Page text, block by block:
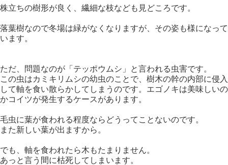
株立ちの樹形が良く、繊細な枝なども見どころです。
落葉樹なので冬場は緑がなくなりますが、その姿も様になって
います。
ただ、問題なのが「テッポウムシ」と言われる虫害です。
この虫はカミキリムシの幼虫のことで、樹木の幹の内部に侵入
して軸を食い散らかしてしまうのです。エゴノキは美味しいの
かコイツが発生するケースがあります。
毛虫に葉が食われる程度ならどうってことないのです。
また新しい葉が出ますから。
でも、軸を食われたら木もたまりません。
あっと言う間に枯死してしまいます。